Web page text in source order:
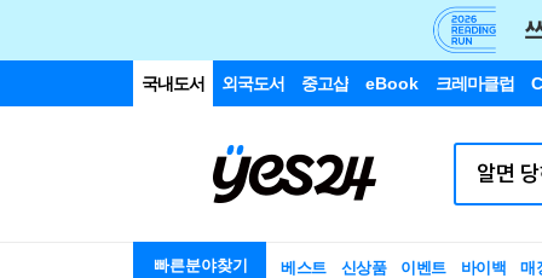
국내도서 외국도서 중고샵 eBook 크레마클럽
빠른분야찾기 베스트 신상품 이벤트 바이백 매